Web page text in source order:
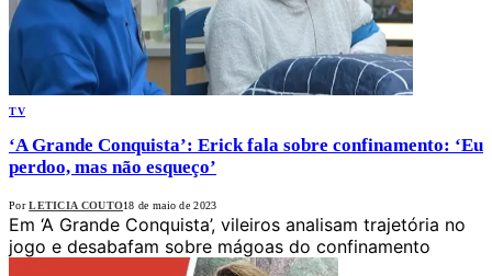
TV
‘A Grande Conquista’: Erick fala sobre confinamento: ‘Eu
perdoo, mas não esqueço’
Por LETICIA COUTO18 de maio de 2023
Em ‘A Grande Conquista’, vileiros analisam trajetória no
jogo e desabafam sobre mágoas do confinamento